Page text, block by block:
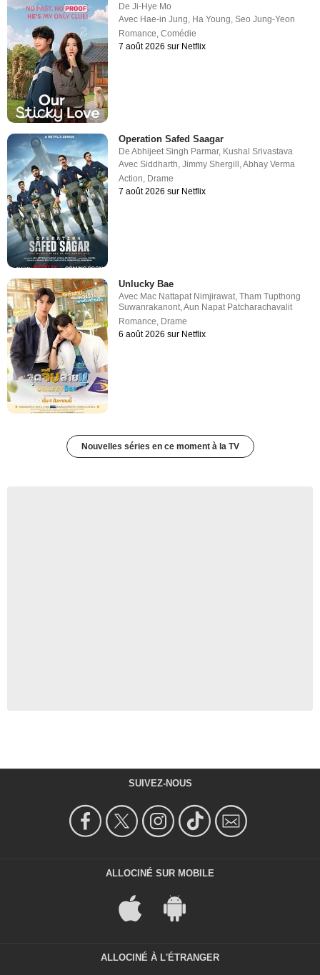
DeJi-Hye Mo
Avec Hae-in Jung Ha Young ,Seo Jung-Yeon
Romance ,Comédie
7 août 2026 sur Netflix
Operation Safed Saagar
DeAbhijeet Singh Parmar, Kushal Srivastava
AvecSiddharth,Jimmy Shergill,Abhay Verma
Action, Drame
7 août 2026 sur Netflix
Unlucky Bae
Avec Mac Nattapat Nimjirawat,Tham Tupthong
Suwanrakanont,Aun Napat Patcharachavalit
Romance, Drame
6 août 2026 sur Netflix
Nouvelles séries en ce moment à la TV
SUIVEZ-NOUS
ALLOCINÉ SUR MOBILE
ALLOCINÉ À L'ÉTRANGER